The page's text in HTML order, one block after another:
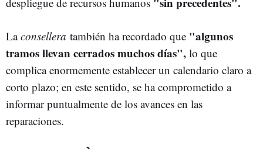
Laconsellera también ha recordado que "algunos
tramos llevan cerrados muchos días", lo que
complica enormemente establecer un calendario claro a
corto plazo; en este sentido, se ha comprometido a
informar puntualmente de los avances en las
reparaciones.